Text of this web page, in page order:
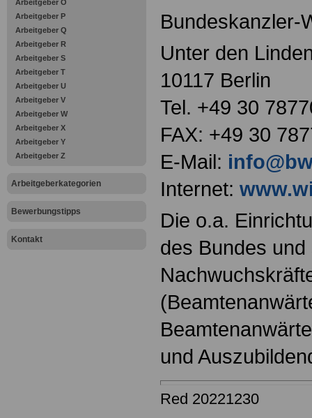
Arbeitgeber O
Arbeitgeber P
Arbeitgeber Q
Arbeitgeber R
Arbeitgeber S
Arbeitgeber T
Arbeitgeber U
Arbeitgeber V
Arbeitgeber W
Arbeitgeber X
Arbeitgeber Y
Arbeitgeber Z
Arbeitgeberkategorien
Bewerbungstipps
Kontakt
Bundeskanzler-
Unter den
10117 Berlin
Tel. +49 30
FAX: +49 30
E-Mail:
Internet:
Die o.a.
des Bundes und
und
Red 20221230